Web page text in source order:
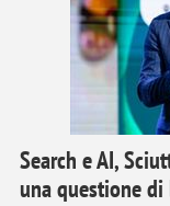
Search e AI,
una questione